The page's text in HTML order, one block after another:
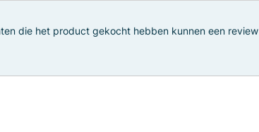
die het product gekocht hebben kunnen een review